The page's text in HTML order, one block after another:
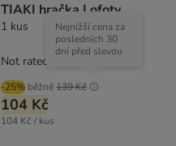
TIAKI hračka Lofoty
1 kus
-25% běžně139 Kč
Nejnižší cena za
posledních 30
dní před slevou
104 Kč
104 Kč / kus
Not rated